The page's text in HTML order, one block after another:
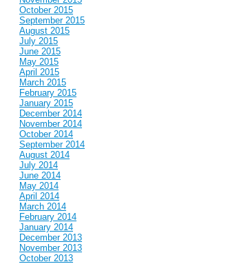
October 2015
September 2015
August 2015
July 2015
June 2015
May 2015
April 2015
March 2015
February 2015
January 2015
December 2014
November 2014
October 2014
September 2014
August 2014
July 2014
June 2014
May 2014
April 2014
March 2014
February 2014
January 2014
December 2013
November 2013
October 2013